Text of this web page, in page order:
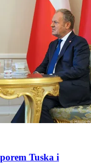
Tuska i